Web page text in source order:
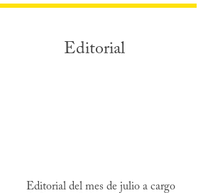
Editorial
Editorial del mes de julio a cargo